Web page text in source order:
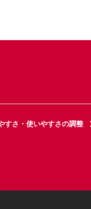
すさ・使いやすさの調整